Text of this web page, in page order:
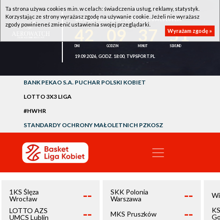
1KS ŚLĘZA WROCŁAW - LOTTO AZS UMCS LUBLIN
50
19.09.2026, GODZ. 18:00, TVPSPORT.PL
BANK PEKAO S.A. PUCHAR POLSKI KOBIET
LOTTO 3X3 LIGA
#HWHR
STANDARDY OCHRONY MAŁOLETNICH PZKOSZ
1KS Ślęza
Wrocław
--
LOTTO AZS
UMCS Lublin
--
SKK Polonia
Warszawa
--
MKS Pruszków --
Ta strona używa cookies m.in. w celach: świadczenia usług, reklamy, statystyk.
Korzystając ze strony wyrażasz zgodę na używanie cookie. Jeżeli nie wyrażasz
zgody powinieneś zmienić ustawienia swojej przeglądarki.
Wyrażam zgodę »